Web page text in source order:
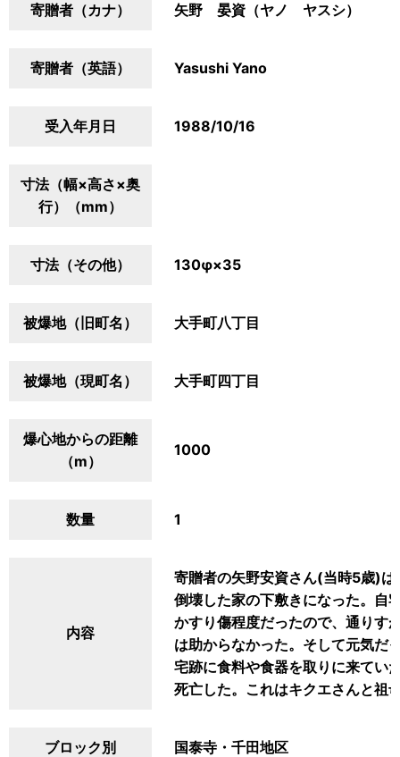
寄贈者（カナ） 矢野 晏資（ヤノ ヤスシ）
寄贈者（英語） Yasushi Yano
受入年月日 1988/10/16
寸法（幅×高さ×奥
行）（mm）
寸法（その他） 130φ×35
被爆地（旧町名） 大手町八丁目
被爆地（現町名） 大手町四丁目
爆心地からの距離
（m）
1000
数量 1
内容
寄贈者の矢野安資さん(当時5歳)
倒壊した家の下敷きになった。自
かすり傷程度だったので、通りす
は助からなかった。そして元気だ
宅跡に食料や食器を取りに来てい
死亡した。これはキクエさんと祖
ブロック別 国泰寺・千田地区